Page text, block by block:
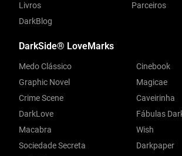
Livros
DarkBlog
Parceiros
DarkSide® LoveMarks
Medo Clássico
Graphic Novel
Crime Scene
DarkLove
Macabra
Sociedade Secreta
Cinebook
Magicae
Caveirinha
Fábulas
Wish
Darkpaper